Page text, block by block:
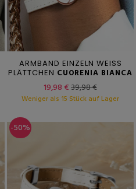
ARMBAND EINZELN WEISS
PLÄTTCHEN CUORENIA BIANCA
19,98 €39,98 €
Weniger als 15 Stück auf Lager
-50%